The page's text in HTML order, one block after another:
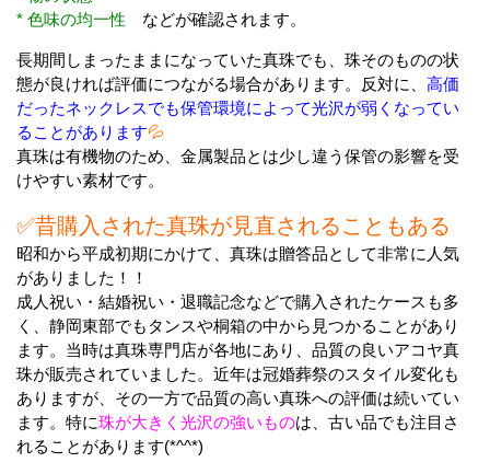
* 色味の均一性 などが確認されます。
長期間しまったままになっていた真珠でも、珠そのものの状
態が良ければ評価につながる場合があります。反対に、 高価
だったネックレスでも保管環境によって光沢が弱くなってい
ることがあります💦
真珠は有機物のため、金属製品とは少し違う保管の影響を受
けやすい素材です。
✅昔購入された真珠が見直されることもある
昭和から平成初期にかけて、真珠は贈答品として非常に人気
がありました！！
成人祝い・結婚祝い・退職記念などで購入されたケースも多
く、静岡東部でもタンスや桐箱の中から見つかることがあり
ます。当時は真珠専門店が各地にあり、品質の良いアコヤ真
珠が販売されていました。近年は冠婚葬祭のスタイル変化も
ありますが、その一方で品質の高い真珠への評価は続いてい
ます。特に珠が大きく光沢の強いものは、古い品でも注目さ
れることがあります(*^^*)